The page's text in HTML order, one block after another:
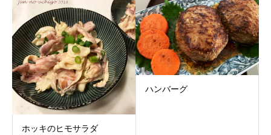
ホッキのヒモサラダ
ハンバーグ